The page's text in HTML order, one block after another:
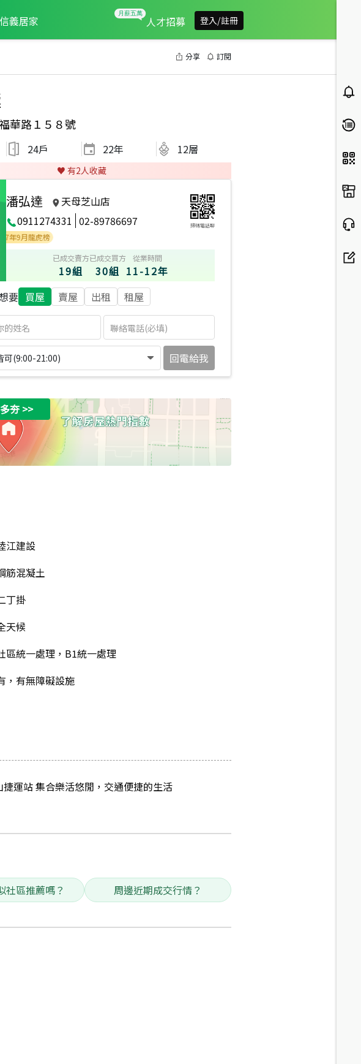
信義居家 人才招募 登入/註冊
分享 訂閱
華路１５８號
24戶 22年 12層
♥️ 有2人收藏
潘弘達
天母芝山店
0911274331 02-89786697 掃碼電話聊
龍虎榜
已成交賣方
19組
已成交買方
30組
從業時間
11-12年
要 買屋 賣屋 出租 租屋
可(9:00-21:00) 回電給我
夯>>
江建設
筋混凝土
丁掛
天候
區統一處理，B1統一處理
，有無障礙設施
運站 集合樂活悠閒，交通便捷的生活
社區推薦嗎？ 周邊近期成交行情？